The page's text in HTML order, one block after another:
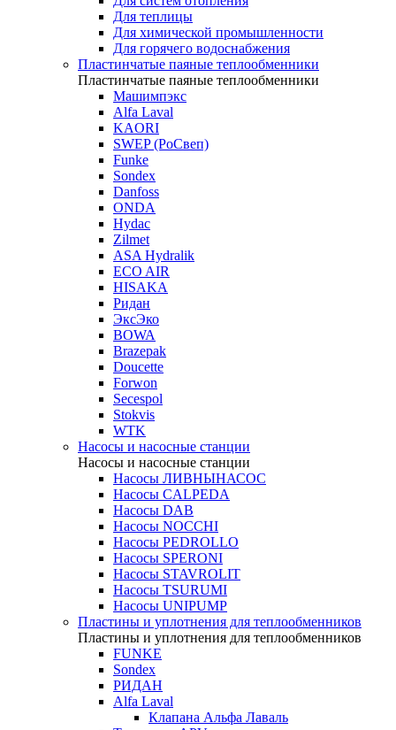
Для теплицы
Для химической промышленности
Для горячего водоснабжения
Пластинчатые паяные теплообменники
Пластинчатые паяные теплообменники
Машимпэкс
Alfa Laval
KAORI
SWEP (РоСвеп)
Funke
Sondex
Danfoss
ONDA
Hydac
Zilmet
ASA Hydralik
ECO AIR
HISAKA
Ридан
ЭксЭко
BOWA
Brazepak
Doucette
Forwon
Secespol
Stokvis
WTK
Насосы и насосные станции
Насосы и насосные станции
Насосы ЛИВНЫНАСОС
Насосы CALPEDA
Насосы DAB
Насосы NOCCHI
Насосы PEDROLLO
Насосы SPERONI
Насосы STAVROLIT
Насосы TSURUMI
Насосы UNIPUMP
Пластины и уплотнения для теплообменников
Пластины и уплотнения для теплообменников
FUNKE
Sondex
РИДАН
Alfa Laval
Клапана Альфа Лаваль